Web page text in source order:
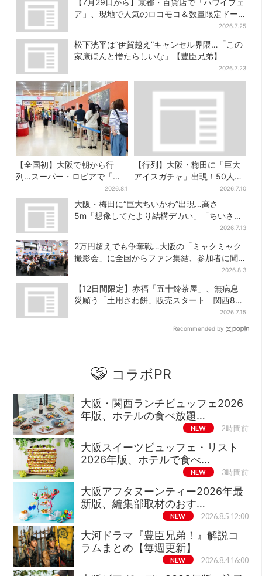
【7月29日から】京都・百貨店で「ハワイフェ
ア」、現地で人気のロコモコ＆数量限定ドー
2026.7.25
松下洸平は“伊賀越え”キャンセル界隈…「この
家康ほんと憎たらしいな」【豊臣兄弟】
2026.7.23
【全国初】大阪で朝から行
列…スーパー・ロピアで「ど
デカ抽選会」、開始30分で“1
等黒毛和牛”の当選も
2026.8.1
【行列】大阪・梅田に「巨大
アイスガチャ」出現！50人以
上が列…初日は即終了、残る
開催日は？
2026.7.10
大阪・梅田に“巨大ちいかわ”出現…高さ
5m「想像してたより結構デカい」「ちいさ…
2026.7.13
2万円超えでも争奪戦…大阪の「ミャクミャク
撮影会」に全国からファン集結、参加者に聞
2026.8.3
【12日間限定】赤福「五十鈴茶屋」、無病息
災願う「土用さわ餅」販売スタート 関西8カ
2026.7.15
Recommended by
コラボPR
大阪・関西ランチビュッフェ2026
年版、ホテルの食べ放題…
NEW 2時間前
大阪スイーツビュッフェ・リスト
2026年版、ホテルで食べ…
NEW 3時間前
大阪アフタヌーンティー2026年最
新版、編集部取材のおす…
NEW 2026.8.5 12:00
大河ドラマ『豊臣兄弟！』解説コ
ラムまとめ【毎週更新】
NEW 2026.8.4 16:00